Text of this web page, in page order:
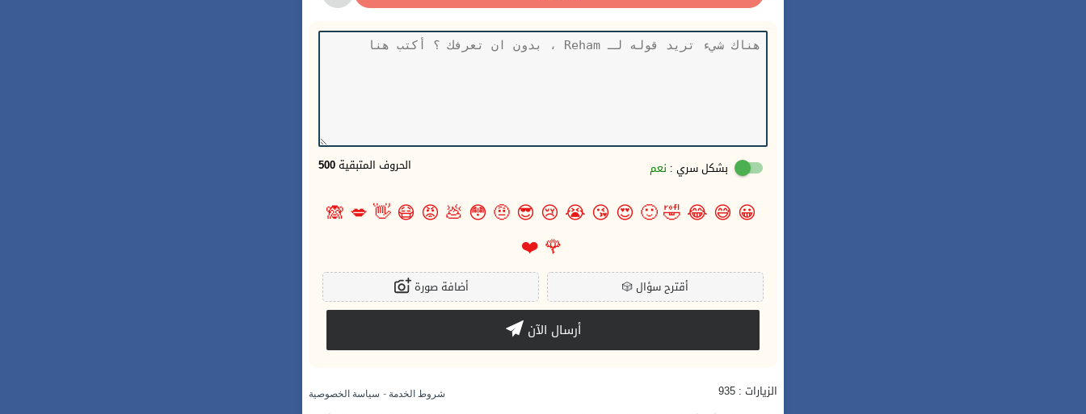
500 الحروف المتبقية بشكل سري : نعم
😀
😅
😂
🤣
🙂
😍
😘
😭
😢
😎
🤨
😳
💩
😡
😷
👋
💋
🙈
🌹
❤️
🎲أقترح سؤال أضافة صورة
أرسال الآن
الزيارات : 935 شروط الخدمة - سياسة الخصوصية